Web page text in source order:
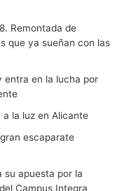
Remontada de
que ya sueñan con las
entra en la lucha por
a la luz en Alicante
escaparate
su apuesta por la
Campus Integra